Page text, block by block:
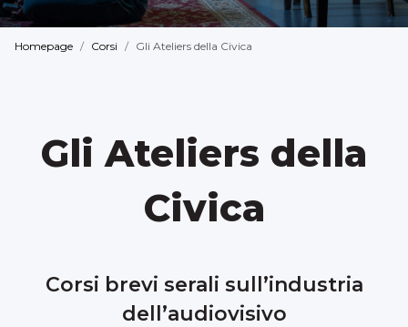
Homepage Corsi Gli Ateliers della Civica
Gli Ateliers della
Civica
Corsi brevi serali sull’industria
dell’audiovisivo